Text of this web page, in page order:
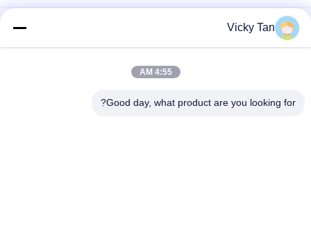
SC موصل APC / UPC / PC المعدنية موصل الألياف الطويق معدات
المعادن SM MM LC الألياف البصرية الطويق مع PC UPC APC نهاية
Vicky Tan
4:55 AM
Good day, what product are you looking for?